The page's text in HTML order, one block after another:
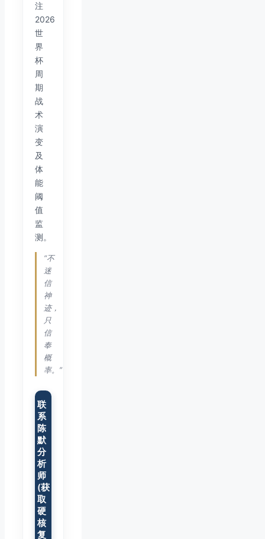
注
2026
世
界
杯
周
期
战
术
演
变
及
体
能
阈
值
监
测。
“不
迷
信
神
迹，
只
信
奉
概
率。”
联
系
陈
默
分
析
师
(获
取
硬
核
复